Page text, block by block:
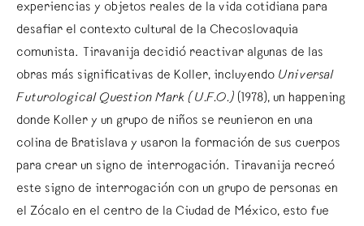
experiencias y objetos reales de la vida cotidiana para
desafiar el contexto cultural de la Checoslovaquia
comunista. Tiravanija decidió reactivar algunas de las
obras más significativas de Koller, incluyendo Universal
Futurological Question Mark (U.F.O.) (1978), un happening
donde Koller y un grupo de niños se reunieron en una
colina de Bratislava y usaron la formación de sus cuerpos
para crear un signo de interrogación. Tiravanija recreó
este signo de interrogación con un grupo de personas en
el Zócalo en el centro de la Ciudad de México, esto fue